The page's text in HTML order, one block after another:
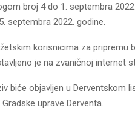
broj 4 do 1. septembra
septembra 2022. godine.
korisnicima za pripremu
je na zvaničnoj internet
biće objavljen u Derventskom
uprave Derventa.